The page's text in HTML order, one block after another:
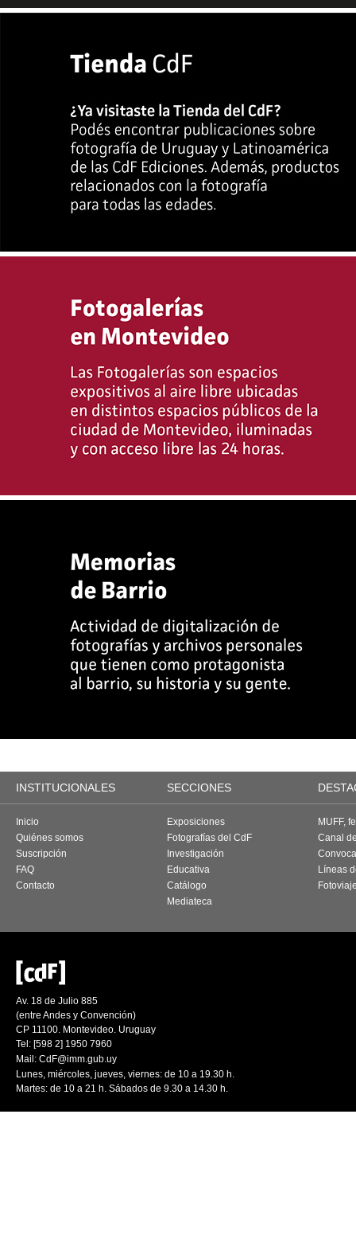
INSTITUCIONALES SECCIONES
Inicio
Quiénes somos
Suscripción
FAQ
Contacto
Exposiciones
Fotografías del CdF
Investigación
Educativa
Catálogo
Mediateca
MUFF,
Canal
Líneas
Av. 18 de Julio 885
(entre Andes y Convención)
CP 11100. Montevideo. Uruguay
Tel: [598 2] 1950 7960
Mail: CdF@imm.gub.uy
Lunes, miércoles, jueves, viernes: de 10 a 19.30 h.
Martes: de 10 a 21 h. Sábados de 9.30 a 14.30 h.